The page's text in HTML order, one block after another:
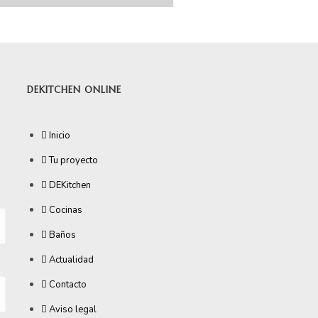
DEKITCHEN ONLINE
Inicio
Tu proyecto
DEKitchen
Cocinas
Baños
Actualidad
Contacto
Aviso legal